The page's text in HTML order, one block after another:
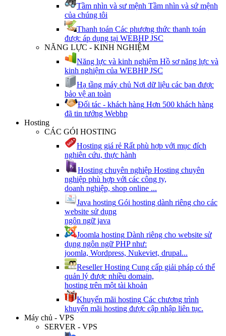
Tầm nhìn và sư mệnh Tầm nhìn và sứ mệnh
của chúng tôi
Thanh toán Các phương thức thanh toán
được áp dụng tại WEBHP JSC
NĂNG LỰC - KINH NGHIỆM
Năng lực và kinh nghiệm Hồ sơ năng lực và
kinh nghiệm của WEBHP JSC
Hạ tầng máy chủ Nơi dữ liệu các bạn được
bảo vệ an toàn
Đối tác - khách hàng Hơn 500 khách hàng
đã tin tưởng Webhp
Hosting
CÁC GÓI HOSTING
Hosting giá rẻ Rất phù hợp với mục đích
nghiên cứu, thực hành
Hosting chuyên nghiệp Hosting chuyên
nghiệp phù hợp với các công ty,
doanh nghiệp, shop online ...
Java hosting Gói hosting dành riêng cho các
website sử dụng
ngôn ngữ java
Joomla hosting Dành riêng cho website sử
dụng ngôn ngữ PHP như:
joomla, Wordpress, Nukeviet, drupal...
Reseller Hosting Cung cấp giải pháp có thể
quản lý được nhiều domain,
hosting trên một tài khoản
Khuyến mãi hosting Các chương trình
khuyến mãi hosting được cập nhập liên tục.
Máy chủ - VPS
SERVER - VPS